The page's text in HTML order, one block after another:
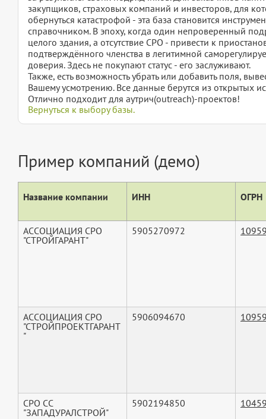
закупщиков, страховых компаний и инвесторов, для
обернуться катастрофой - эта база становится
справочником. В эпоху, когда один непроверенный
целого здания, а отсутствие СРО - привести к
подтверждённого членства в легитимной
доверия. Здесь не покупают статус - его заслуживают.
Также, есть возможность убрать или добавить поля,
Вашему усмотрению. Все данные берутся из открытых
Отлично подходит для аутрич(outreach)-проектов!
Вернуться к выбору базы.
Пример компаний (демо)
Название компании ИНН ОГРН
АССОЦИАЦИЯ СРО
"СТРОЙГАРАНТ"
5905270972
АССОЦИАЦИЯ СРО
"СТРОЙПРОЕКТГАРАНТ
"
5906094670
СРО СС
"ЗАПАДУРАЛСТРОЙ"
5902194850